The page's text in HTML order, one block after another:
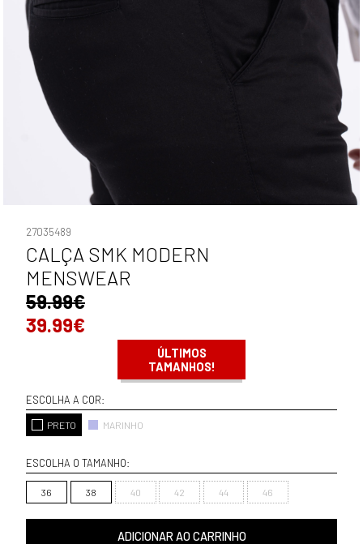
27035489
CALÇA SMK MODERN
MENSWEAR
59.99€
39.99€
ÚLTIMOS
TAMANHOS!
ESCOLHA A COR:
PRETO MARINHO
ESCOLHA O TAMANHO:
36 38 40 42 44 46
ADICIONAR AO CARRINHO